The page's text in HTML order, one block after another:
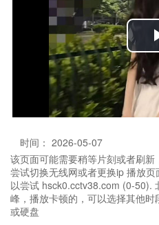
时间： 2026-05-07
该页面可能需要稍等片刻或者刷
尝试切换无线网或者更换ip 播放
以尝试 hsck0.cctv38.com (0-50).
峰，播放卡顿的，可以选择其他
或硬盘